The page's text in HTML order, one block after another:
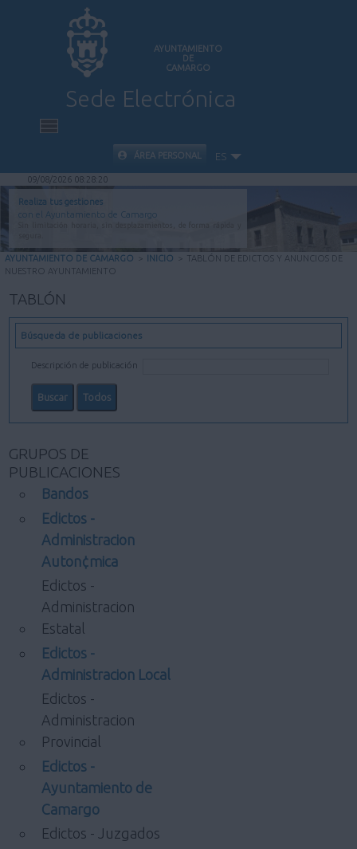
AYUNTAMIENTO
DE
CAMARGO
Sede Electrónica
INICIO
INFORMACIÓN PÚBLICA
CARPETA CIUDADANA
VALIDACIÓN DE DOCUMENTOS
AYUDA
ÁREA PERSONAL ES
09/08/2026 08:28:21
Realiza tus gestiones
con el Ayuntamiento de Camargo
AYUNTAMIENTO DE CAMARGO > INICIO > TABLÓN DE EDICTOS Y ANUNCIOS DE
NUESTRO AYUNTAMIENTO
TABLÓN
Búsqueda de publicaciones
Descripción de publicación
GRUPOS DE
PUBLICACIONES
Bandos
Edictos -
Administracion
Auton¢mica
Edictos -
Administracion
Estatal
Edictos -
Administracion Local
Edictos -
Administracion
Provincial
Edictos -
Ayuntamiento de
Camargo
Edictos - Juzgados